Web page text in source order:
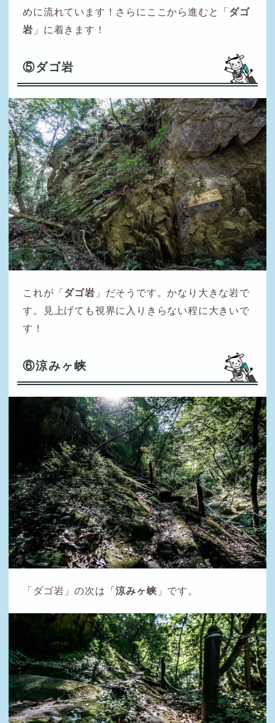
めに流れています！さらにここから進むと「 ダゴ
岩 」に着きます！
⑤ダゴ岩
これが「 ダゴ岩 」だそうです。かなり大きな岩で
す。見上げても視界に入りきらない程に大きいで
す！
⑥涼みヶ峡
「ダゴ岩」の次は「涼みヶ峡 」です。